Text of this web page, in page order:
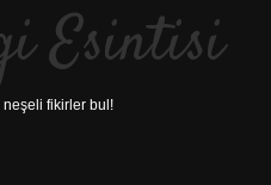
Esintisi
fikirler bul!